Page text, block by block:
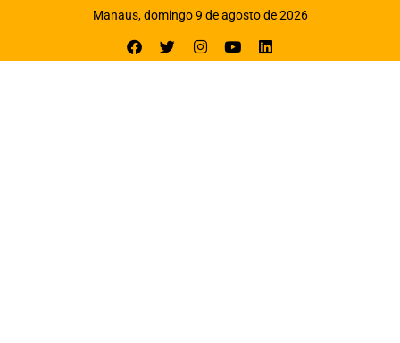
Manaus, domingo 9 de agosto de 2026